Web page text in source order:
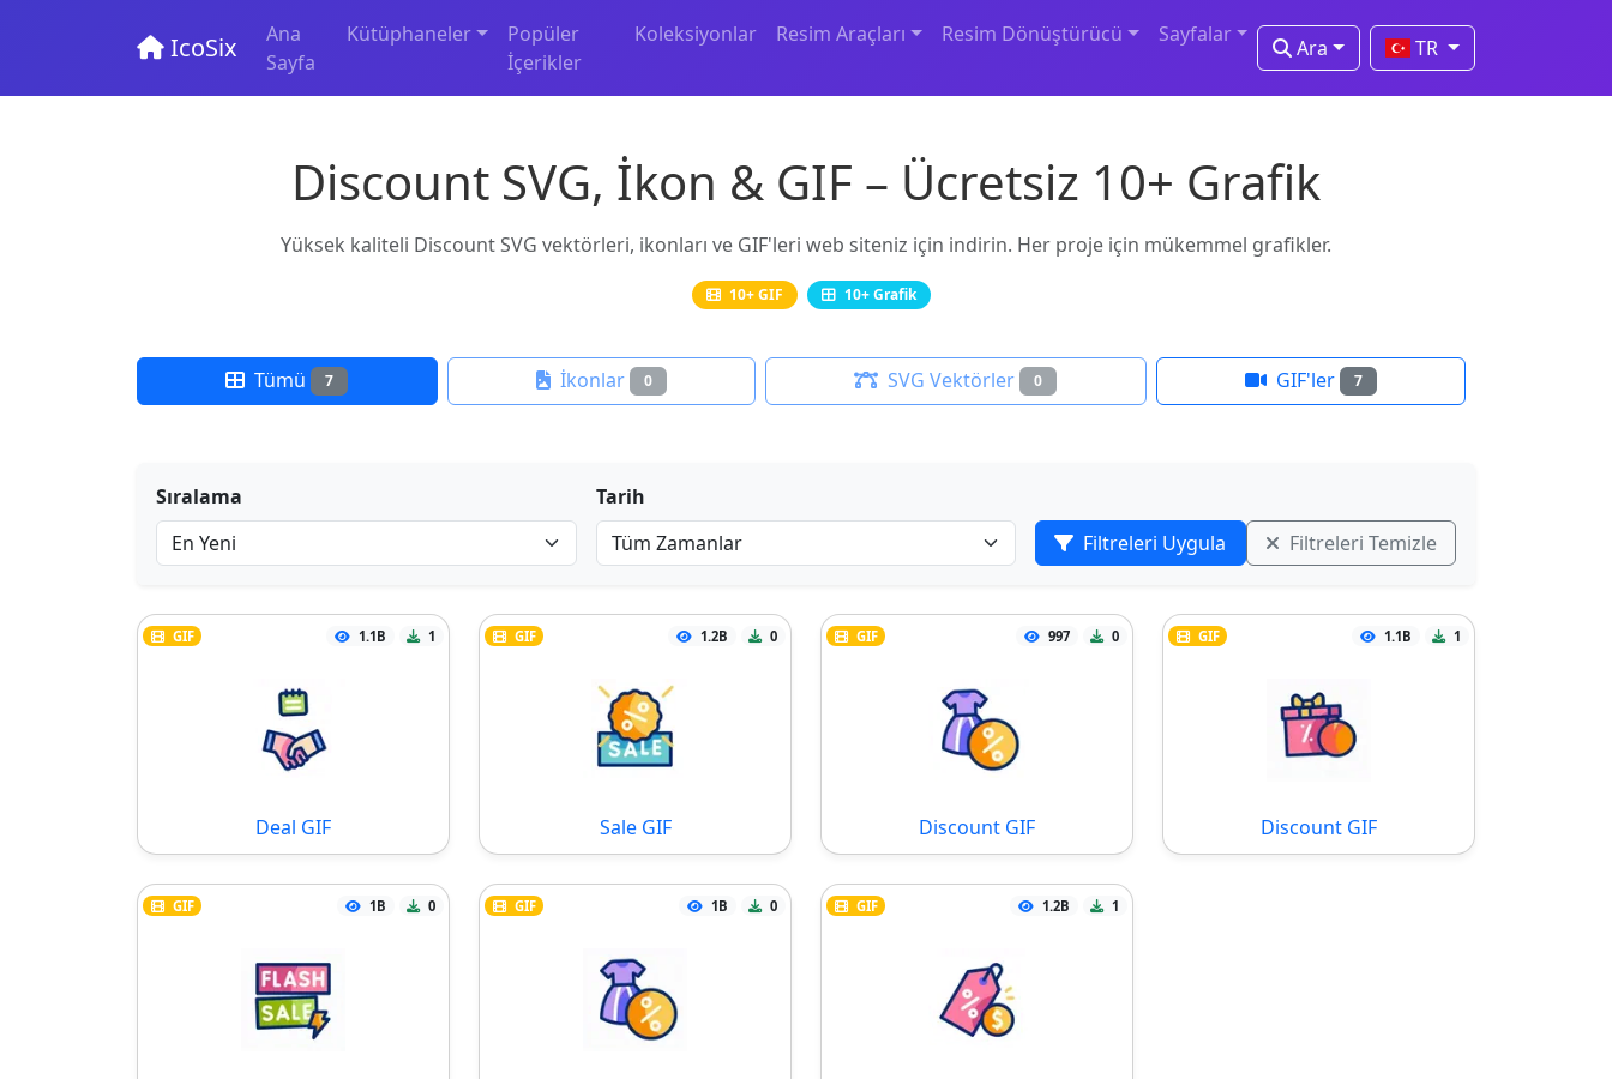
IcoSix
Ana
Sayfa
Kütüphaneler
Popüler
İçerikler
Koleksiyonlar Resim Araçları Resim Dönüştürücü Sayfalar
Ara TR
Discount SVG, İkon & GIF – Ücretsiz 10+ Grafik
Yüksek kaliteli Discount SVG vektörleri, ikonları ve GIF'leri web siteniz için indirin. Her proje için mükemmel grafikler.
10+ GIF 10+ Grafik
Tümü 7 İkonlar 0 SVG Vektörler 0 GIF'ler 7
Sıralama
Tarih
Filtreleri Uygula
Filtreleri Temizle
GIF 1.1B 1
Deal GIF
GIF 1.2B 0
Sale GIF
GIF 997 0
Discount GIF
GIF 1.1B 1
Discount GIF
GIF 1B 0 GIF 1B 0 GIF 1.2B 1